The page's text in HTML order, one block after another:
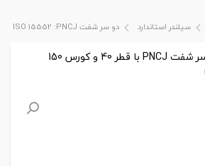
سیلندر استاندارد دو سر شفت ISO 15552 :PNCJ
سیلندر استاندارد دو سر شفت PNCJ با قطر 40 و کورس 150